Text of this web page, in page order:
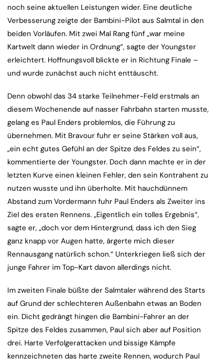
noch seine aktuellen Leistungen wider. Eine deutliche
Verbesserung zeigte der Bambini-Pilot aus Salmtal in den
beiden Vorläufen. Mit zwei Mal Rang fünf „war meine
Kartwelt dann wieder in Ordnung“, sagte der Youngster
erleichtert. Hoffnungsvoll blickte er in Richtung Finale –
und wurde zunächst auch nicht enttäuscht.
Denn obwohl das 34 starke Teilnehmer-Feld erstmals an
diesem Wochenende auf nasser Fahrbahn starten musste,
gelang es Paul Enders problemlos, die Führung zu
übernehmen. Mit Bravour fuhr er seine Stärken voll aus,
„ein echt gutes Gefühl an der Spitze des Feldes zu sein“,
kommentierte der Youngster. Doch dann machte er in der
letzten Kurve einen kleinen Fehler, den sein Kontrahent zu
nutzen wusste und ihn überholte. Mit hauchdünnem
Abstand zum Vordermann fuhr Paul Enders als Zweiter ins
Ziel des ersten Rennens. „Eigentlich ein tolles Ergebnis“,
sagte er, „doch vor dem Hintergrund, dass ich den Sieg
ganz knapp vor Augen hatte, ärgerte mich dieser
Rennausgang natürlich schon.“ Unterkriegen ließ sich der
junge Fahrer im Top-Kart davon allerdings nicht.
Im zweiten Finale büßte der Salmtaler während des Starts
auf Grund der schlechteren Außenbahn etwas an Boden
ein. Dicht gedrängt hingen die Bambini-Fahrer an der
Spitze des Feldes zusammen, Paul sich aber auf Position
drei. Harte Verfolgerattacken und bissige Kämpfe
kennzeichneten das harte zweite Rennen, wodurch Paul